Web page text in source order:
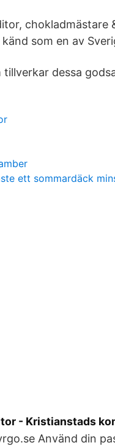
chokladmästare
som en av
tillverkar dessa
ett sommardäck
- Kristianstads
Använd din